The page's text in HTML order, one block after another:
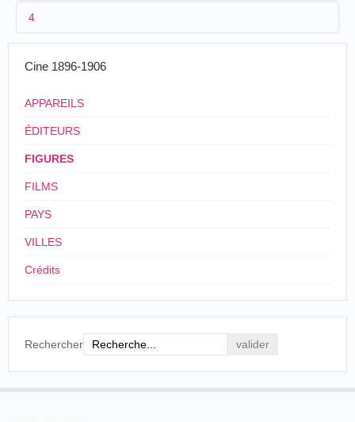
alors qu'il n'est encore qu'un adolescent, découvre sa
En ce temps-là, conte-t-il, j'avais tout juste
du théâtre... et. j'étais mince comme un fil. Mon
père poussa des cris d'horreur quand j'exprimai,
bien timidement, mon intention de devenir acteur, et
je compris que je ne devais compter que sur moi-
même pour me lancer dans la carrière dramatique.
Le Figaro, Paris, 2 novembre 1934, p. 6.
C'est vers 1903 que Pauley va monter sur les planches
pour la première fois :
Riche d'espoir et d'illusions, le jeune Pauley
quitta le domicile familial et partit à la recherche
d'un engagement. Il débuta sur la scène de
Colombier. C'est là qu'il eut l'occasion de paraître
4
Cine 1896-1906
APPAREILS
ÉDITEURS
FIGURES
FILMS
PAYS
VILLES
Crédits
Rechercher